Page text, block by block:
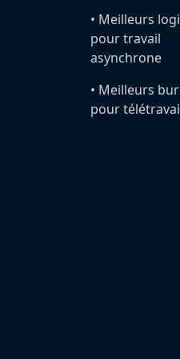
•️ Meilleurs
pour travail
asynchrone
•️ Meilleurs
pour